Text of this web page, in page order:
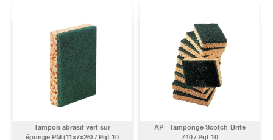
Tampon abrasif vert sur
éponge PM (11x7x26) / Pqt 10
AP - Tamponge Scotch-Brite
740 / Pqt 10